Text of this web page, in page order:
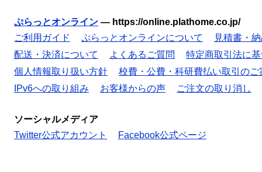
ぷらっとオンライン — https://online.plathome.co.jp/
ご利用ガイド
ぷらっとオンラインについて
見積書・
配送・決済について
よくあるご質問
特定商取引法に
個人情報取り扱い方針
校費・公費・科研費払い取引のご
IPv6への取り組み
お客様からの声 ご注文の取り消し
ソーシャルメディア
Twitter公式アカウント
Facebook公式ページ